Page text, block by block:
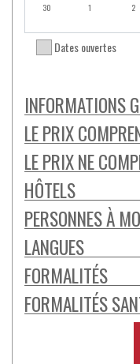
30 1 2
Dates ouvertes
INFORMATIONS
LE PRIX
LE PRIX NE
HÔTELS
PERSONNES À
LANGUES
FORMALITÉS
FORMALITÉS